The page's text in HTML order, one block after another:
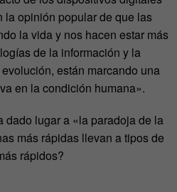
la opinión popular de que las
la vida y nos hacen estar más
de la información y la
están marcando una
en la condición humana».
dado lugar a «la paradoja de la
más rápidas llevan a tipos de
rápidos?